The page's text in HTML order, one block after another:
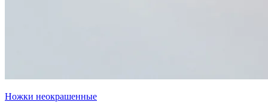
Ножки неокрашенные